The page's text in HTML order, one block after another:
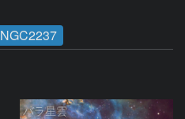
NGC2237
バラ星雲